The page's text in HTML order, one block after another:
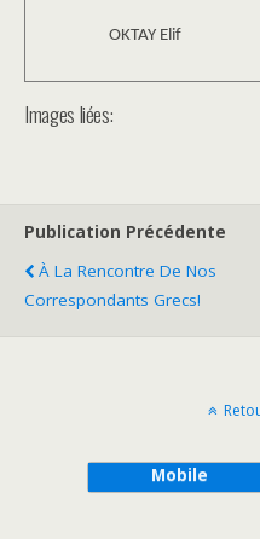
OKTAY Elif
Images liées:
Publication Précédente
À La Rencontre De Nos
Correspondants Grecs!
Mobile